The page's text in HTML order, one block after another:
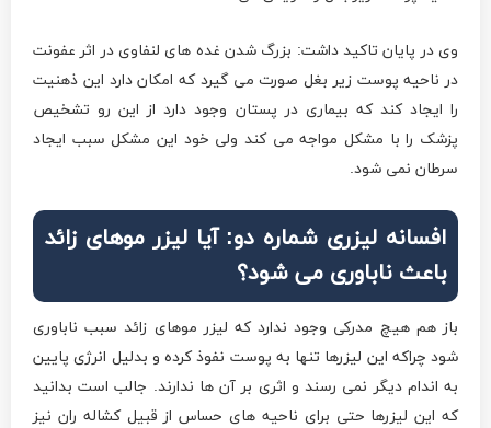
وی در پایان تاکید داشت: بزرگ شدن غده های لنفاوی در اثر عفونت
در ناحیه پوست زیر بغل صورت می گیرد که امکان دارد این ذهنیت
را ایجاد کند که بیماری در پستان وجود دارد از این رو تشخیص
پزشک را با مشکل مواجه می کند ولی خود این مشکل سبب ایجاد
سرطان نمی شود.
افسانه لیزری شماره دو: آیا لیزر موهای زائد
باعث ناباوری می شود؟
باز هم هیچ مدرکی وجود ندارد که لیزر موهای زائد سبب ناباوری
شود چراکه این لیزرها تنها به پوست نفوذ کرده و بدلیل انرژی پایین
به اندام دیگر نمی رسند و اثری بر آن ها ندارند. جالب است بدانید
که این لیزرها حتی برای ناحیه های حساس از قبیل کشاله ران نیز